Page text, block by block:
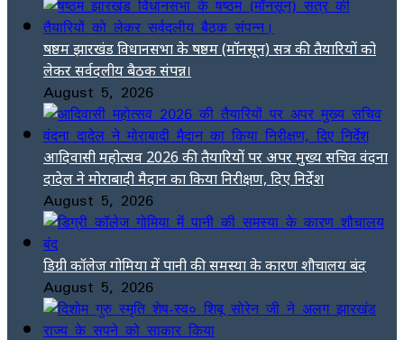
षष्ठम झारखंड विधानसभा के षष्ठम (मॉनसून) सत्र की तैयारियों को
लेकर सर्वदलीय बैठक संपन्न।
August 5, 2026
आदिवासी महोत्सव 2026 की तैयारियों पर अपर मुख्य सचिव वंदना
दादेल ने मोराबादी मैदान का किया निरीक्षण, दिए निर्देश
August 5, 2026
डिग्री कॉलेज गोमिया में पानी की समस्या के कारण शौचालय बंद
August 5, 2026